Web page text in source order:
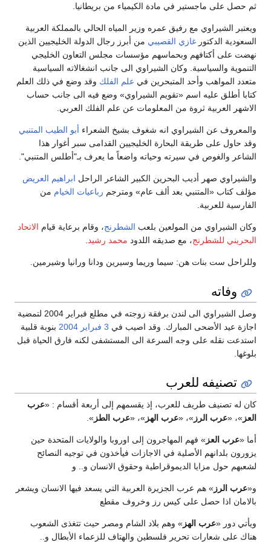
ثم حصل على ماجستير في مادة الكيمياء من بريطانيا.
ويعتبر الشيراوي مع رفيق عمره وزير المياه الحالي بالمملكة العربية
السعودية الدكتور غازي القصيبي من أبرز رجال الدولة الخليجيين الذين
نهضت على أكتافهم وبحماسهم مؤسسات مجلس التعاون الخليجي
التنموية والسياسية. وكان الشيراوي الى جانب انشغالاته السياسية
متعدد المواهب وأحد المتبحرين في علم الفلك وقد وضع في ذلك العلم
كتابا أطلق عليه اسم «تقويم الشيراوي» وضع فيه الى جانب حساب
الاشهر العربية ثروة من المعلومات عن علم الفلك العربي.
والمعروف عن الشيراوي انه شغوف بشيخ الشعراء أبو الطيب المتنبي
وقد حاول على طريقة البحارة الخليجيين القدامى سبر أغوار هذا
الشاعر والغوص في سيرته وحياته واضعاً ما يعرف بـ"أطلس المتنبي".
والشيراوي صهر أديب البحرين الكبير الشاعر الراحل ابراهيم العريض
مؤلف كتاب «المتنبي بعد ألف عام» ومترجم رباعيات الخيام من
الفارسية للعربية.
وكان الشيراوي من المولعين بلعب الشطرنج، وقام برعاية قيام الاتحاد
البحريني للشطرنج، مع صديقه اللدود محمد رشيد.
وللراحل ست بنات هن: سيما وريما وسيرين ودانا ورانيا وشيرمين.
وفاته
وصل الشيراوي الى لندن برفقة زوجته في مطلع فبراير 2004 لتمضية
اجازة عيد الأضحى المبارك. وقد اصيب في 3 فبراير 2004 بنوبة قلبية
استدعت نقله على وجه السرعة الى المستشفى لكنه فارق الحياة قبل
بلوغها.
تصنيفه للعرب
كان له تصنيف طريف للعرب، إذ يقسمهم إلى أربعة أقسام : «عرب
العز »، «عرب الرز »، «عرب الهز »، «عرب الطز ».
أما «عرب العز » فهم المهاجرون إلى اوروبا والولايات المتحدة حين
يزورون بلدانهم الأصلية في الاجازات فيأخذون في توجيه النصائح
لشعبهم حول مزايا الديموقراطية وحقوق الانسان و.. و
و«عرب الرز » هم عرب الجزيرة العربية التي يسعد فيها الانسان ويشعر
بالامان اذا حصل على كيس رز وخروف مقطع
ويأتي دور «عرب الهز » وهم بلاد الشام ومصر حيث تتغذى الشعوب
هناك على شعارات تحرير فلسطين والهتاف للزعماء الأبطال و..